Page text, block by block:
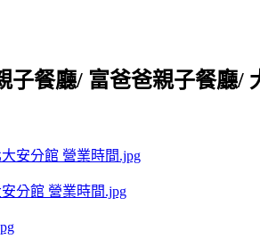
子餐廳/ 富爸爸親子餐廳
分館 營業時間.jpg